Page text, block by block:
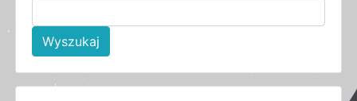
Wyszukaj